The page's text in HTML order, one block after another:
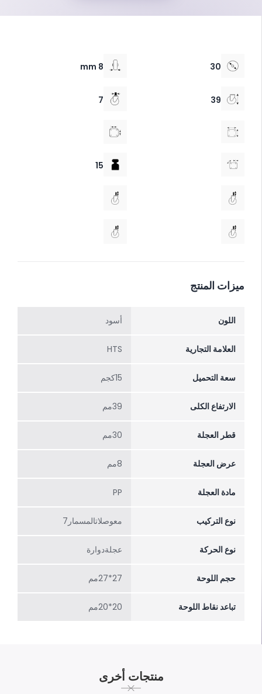
30
8 mm
39
7
15
ميزات المنتج
اللون أسود
العلامة التجارية HTS
سعة التحميل 15كجم
الارتفاع الکلی 39مم
قطر العجلة 30مم
عرض العجلة 8مم
مادة العجلة PP
نوع التركيب معوصلاتالمسمار7
نوع الحركة عجلةدوارة
حجم اللوحة 27*27مم
تباعد نقاط اللوحة 20*20مم
منتجات أخرى